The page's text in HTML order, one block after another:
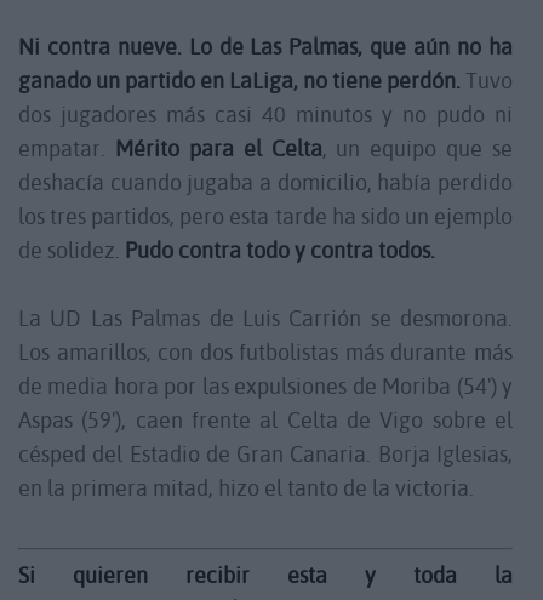
Ni contra nueve. Lo de Las Palmas, que aún no ha
ganado un partido en LaLiga, no tiene perdón. Tuvo
dos jugadores más casi 40 minutos y no pudo ni
empatar. Mérito para el Celta, un equipo que se
deshacía cuando jugaba a domicilio, había perdido
los tres partidos, pero esta tarde ha sido un ejemplo
de solidez. Pudo contra todo y contra todos.
La UD Las Palmas de Luis Carrión se desmorona.
Los amarillos, con dos futbolistas más durante más
de media hora por las expulsiones de Moriba (54') y
Aspas (59'), caen frente al Celta de Vigo sobre el
césped del Estadio de Gran Canaria. Borja Iglesias,
en la primera mitad, hizo el tanto de la victoria.
Si quieren recibir esta y toda la